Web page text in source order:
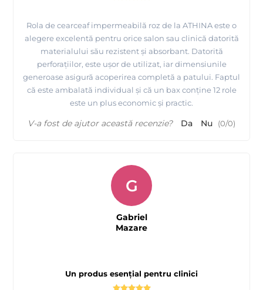
Rola de cearceaf impermeabilă roz de la ATHINA este o
alegere excelentă pentru orice salon sau clinică datorită
materialului său rezistent și absorbant. Datorită
perforațiilor, este ușor de utilizat, iar dimensiunile
generoase asigură acoperirea completă a patului. Faptul
că este ambalată individual și că un bax conține 12 role
este un plus economic și practic.
V-a fost de ajutor această recenzie? Da Nu (0/0)
Un produs esențial pentru clinici
G
Gabriel
Mazare